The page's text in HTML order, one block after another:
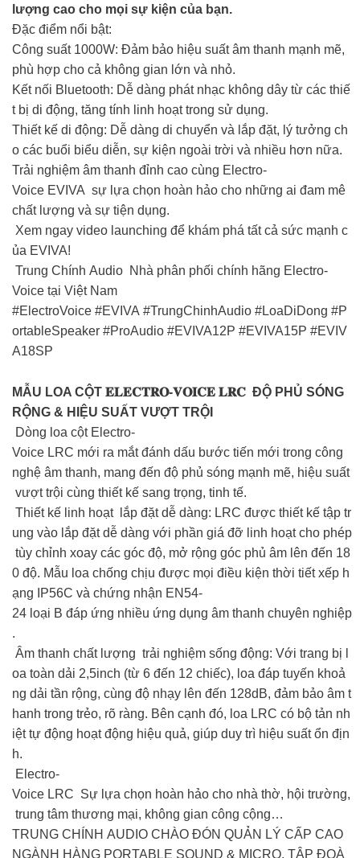
lượng cao cho mọi sự kiện của bạn.
Đặc điểm nổi bật:
Công suất 1000W: Đảm bảo hiệu suất âm thanh mạnh mẽ,
phù hợp cho cả không gian lớn và nhỏ.​
Kết nối Bluetooth: Dễ dàng phát nhạc không dây từ các thiế
t bị di động, tăng tính linh hoạt trong sử dụng.​
Thiết kế di động: Dễ dàng di chuyển và lắp đặt, lý tưởng ch
o các buổi biểu diễn, sự kiện ngoài trời và nhiều hơn nữa.​
Trải nghiệm âm thanh đỉnh cao cùng Electro-
Voice EVIVA sự lựa chọn hoàn hảo cho những ai đam mê
chất lượng và sự tiện dụng.
Xem ngay video launching để khám phá tất cả sức mạnh c
ủa EVIVA!
Trung Chính Audio Nhà phân phối chính hãng Electro-
Voice tại Việt Nam
#ElectroVoice #EVIVA #TrungChinhAudio #LoaDiDong #P
ortableSpeaker #ProAudio #EVIVA12P #EVIVA15P #EVIV
A18SP
MẪU LOA CỘT 𝐄𝐋𝐄𝐂𝐓𝐑𝐎-𝐕𝐎𝐈𝐂𝐄 𝐋𝐑𝐂 ĐỘ PHỦ SÓNG
RỘNG & HIỆU SUẤT VƯỢT TRỘI
Dòng loa cột Electro-
Voice LRC mới ra mắt đánh dấu bước tiến mới trong công
nghệ âm thanh, mang đến độ phủ sóng mạnh mẽ, hiệu suất
vượt trội cùng thiết kế sang trọng, tinh tế.
Thiết kế linh hoạt lắp đặt dễ dàng: LRC được thiết kế tập tr
ung vào lắp đặt dễ dàng với phần giá đỡ linh hoạt cho phép
tùy chỉnh xoay các góc độ, mở rộng góc phủ âm lên đến 18
0 độ. Mẫu loa chống chịu được mọi điều kiện thời tiết xếp h
ạng IP56C và chứng nhận EN54-
24 loại B đáp ứng nhiều ứng dụng âm thanh chuyên nghiệp
.
Âm thanh chất lượng trải nghiệm sống động: Với trang bị l
oa toàn dải 2,5inch (từ 6 đến 12 chiếc), loa đáp tuyến khoả
ng dải tần rộng, cùng độ nhạy lên đến 128dB, đảm bảo âm t
hanh trong trẻo, rõ ràng. Bên cạnh đó, loa LRC có bộ tản nh
iệt tự động hoạt động hiệu quả, giúp duy trì hiệu suất ổn địn
h.
Electro-
Voice LRC Sự lựa chọn hoàn hảo cho nhà thờ, hội trường,
trung tâm thương mại, không gian công cộng…
TRUNG CHÍNH AUDIO CHÀO ĐÓN QUẢN LÝ CẤP CAO
NGÀNH HÀNG PORTABLE SOUND & MICRO, TẬP ĐOÀ